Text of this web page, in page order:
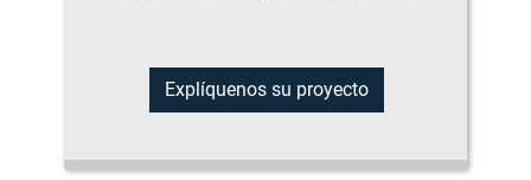
Explíquenos su proyecto